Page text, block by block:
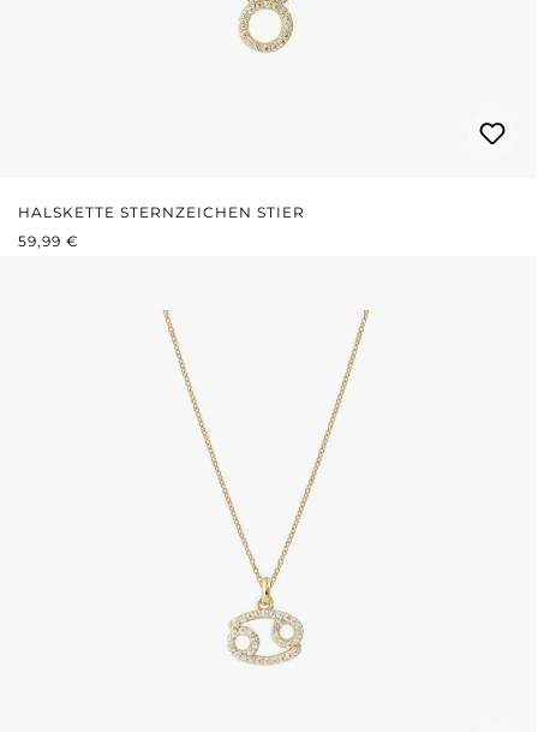
HALSKETTE STERNZEICHEN STIER
REGULÄRER PREIS:
59,99 €